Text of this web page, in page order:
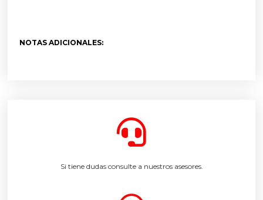
NOTAS ADICIONALES:
Si tiene dudas consulte a nuestros asesores.